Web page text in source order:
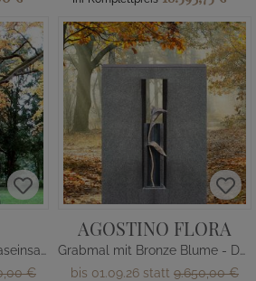
Dunkles Grabmal mit Glaseinsatz Sonne
€
AGOSTINO FLORA
Grabmal mit Bronze Blume - Doppelgrab
bis 01.09.26 statt 9.650,00 €